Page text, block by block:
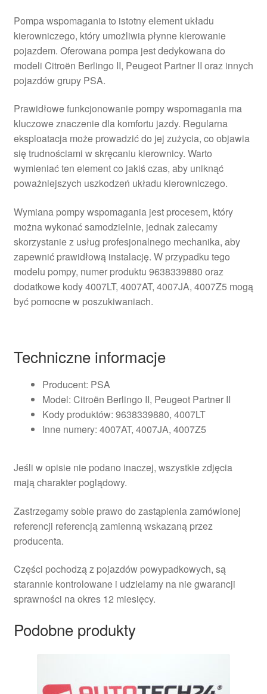
Pompa wspomagania to istotny element układu
kierowniczego, który umożliwia płynne kierowanie
pojazdem. Oferowana pompa jest dedykowana do
modeli Citroën Berlingo II, Peugeot Partner II oraz innych
pojazdów grupy PSA.
Prawidłowe funkcjonowanie pompy wspomagania ma
kluczowe znaczenie dla komfortu jazdy. Regularna
eksploatacja może prowadzić do jej zużycia, co objawia
się trudnościami w skręcaniu kierownicy. Warto
wymieniać ten element co jakiś czas, aby uniknąć
poważniejszych uszkodzeń układu kierowniczego.
Wymiana pompy wspomagania jest procesem, który
można wykonać samodzielnie, jednak zalecamy
skorzystanie z usług profesjonalnego mechanika, aby
zapewnić prawidłową instalację. W przypadku tego
modelu pompy, numer produktu 9638339880 oraz
dodatkowe kody 4007LT, 4007AT, 4007JA, 4007Z5 mogą
być pomocne w poszukiwaniach.
Techniczne informacje
Producent: PSA
Model: Citroën Berlingo II, Peugeot Partner II
Kody produktów: 9638339880, 4007LT
Inne numery: 4007AT, 4007JA, 4007Z5
Jeśli w opisie nie podano inaczej, wszystkie zdjęcia
mają charakter poglądowy.
Zastrzegamy sobie prawo do zastąpienia zamówionej
referencji referencją zamienną wskazaną przez
producenta.
Części pochodzą z pojazdów powypadkowych, są
starannie kontrolowane i udzielamy na nie gwarancji
sprawności na okres 12 miesięcy.
Podobne produkty